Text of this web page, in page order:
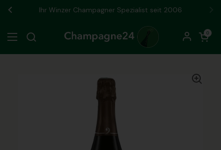
Zurück
Ihr Winzer Champagner Spezialist seit 2006
Menü öffnen
Warenkorb
0